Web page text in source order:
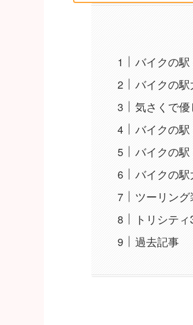
バイクの
バイクの
気さくで
バイクの
バイクの
バイクの
ツーリン
トリシテ
過去記事